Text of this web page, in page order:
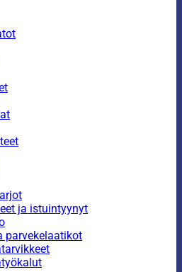
ja istuintyynyt
parvekelaatikot